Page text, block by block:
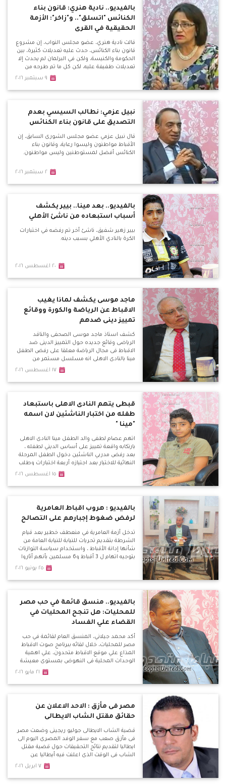
بالفيديو.. نادية هنري: قانون بناء
الكنائس "اتسلق".. و"زاخر": الأزمة
الحقيقية في القرى
قالت نادية هنري، عضو مجلس النواب، إن مشروع
قانون بناء الكنائس، حدث عليه تعديلات كثيرة، بين
الحكومة والكنيسة، ولكن في البرلمان لم يحدث إلا
تعديلات طفيفة عليه، لكن كل ما تم طرحه من
٩ سبتمبر ٢٠١٦
نبيل عزمي: نطالب السيسي بعدم
التصديق على قانون بناء الكنائس
قال نبيل عزمي عضو مجلس الشورى السابق، إن
الأقباط مواطنون وليسوا رعاية، وقانون بناء
الكنائس أفضل لمستوطنين وليس مواطنون.
٢ سبتمبر ٢٠١٦
بالفيديو.. بعد مينا.. بيير يكشف
أسباب استبعاده من ناشئ الأهلي
بيير زهير شفيق، ناشئ أخر تم رفضه في اختبارات
الكرة بالنادي الأهلي بسبب دينه.
٢٠ اغسطس ٢٠١٦
ماجد موسى يكشف لماذا يغيب
الاقباط عن الرياضة والكورة ووقائع
تمييز دينى ضدهم
كشف استاذ ماجد موسى الصحفى والناقد
الرياضى وقائع جديده حول التمييز الدينى ضد
الاقباط فى مجال الرياضة معلقا على رفض الطفل
مينا بالنادى الاهلى انه مسلسل مستمر من
التعصب والذى يظهر فى العديد من الاندية
الكابتن هانى رمزى كممثل فقط للاقباط ولماذا يتم
١٧ اغسطس ٢٠١٦
قبطى يتهم النادى الاهلى باستبعاد
طفله من اختبار الناشئين لان اسمه
"مينا "
اتهم عصام لطفى والد الطفل مينا النادى الاهلى
بارتكابه واقعة تمييز على أساس الديني لطفله ،
بعد رفض مدربي الناشئين دخول الطفل المرحلة
النهائية للاختيار بعد اجتيازه أربعة اختبارات وطلب
تصفيتهم من 250 طفل ولكن فوجئ برفض
١٥ اغسطس ٢٠١٦
بالفيديو : هروب اقباط العامرية
لرفض ضغوط إجبارهم على التصالح
تدخل أزمة العامرية في منعطف خطير بعد قيام
الشرطة بتقديم تحريات للنيابة للنيابة العامة من
شأنها إدانة الأقباط ، واستخدام سياسة التوازنات
بتوجيه اتهام ل 3 أقباط و6 مسلمين بأنهم أثاروا
الشغب واشتبكوا مع بعضهم البعض مما أدى
نصر .
٢٥ يونيو ٢٠١٦
بالفيديو.. منسق قائمة في حب مصر
للمحليات: هل تنجح المحليات في
القضاء علي الفساد
أكد محمد جيلاني، المنسق العام لقائمة في حب
مصر للمحليات، خلال لقائه ببرنامج صوت الاقباط
المذاع علي موقع الاقباط متحدون، علي اهمية
الوحدات المحلية في النهوض بمستوي معيشة
٢١ مايو ٢٠١٦
مصر فى مأزق : الاحد الاعلان عن
حقائق مقتل الشاب الايطالى
قضية الشاب الايطالى جوليو ريجينى وضعت مصر
فى مأزق صعب مع سفر الوفد المصرى اليوم الى
ايطاليا لتقديم نتائج التحقيقات حول قضية مقتل
الشاب فى الوقت الذى اعلنت فيه أيطاليا عن
امتلاكها فيديوهات لتعذيب الشرطة المصرية
الاحد القادم للاعلان عن نتائج التحقيقات فى مؤتمر
٧ ابريل ٢٠١٦